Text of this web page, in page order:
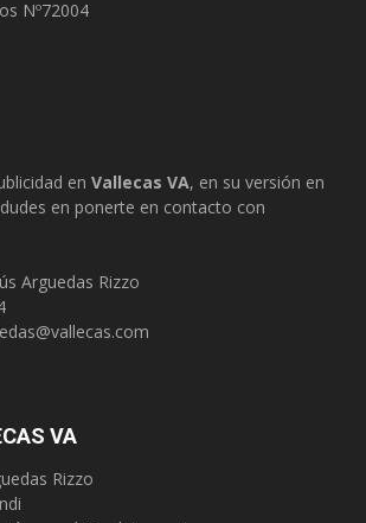
Nº72004
en Vallecas VA, en su versión en
en ponerte en contacto con
Arguedas Rizzo
VA
Rizzo